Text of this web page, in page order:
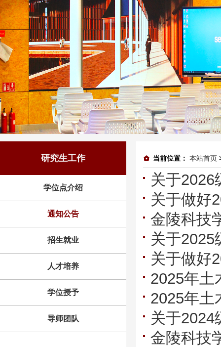
研究生工作
学位点介绍
通知公告
招生就业
人才培养
学位授予
导师团队
当前位置： 本站首页
关于2026
关于做好
生资格审
金陵科技
答辩公示
关于2025
关于做好
生资格审
2025年土
2025年土
关于2024
金陵科技